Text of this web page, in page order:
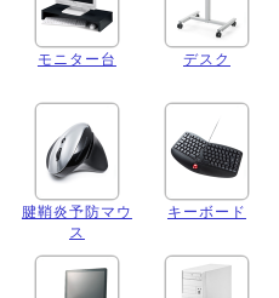
モニター台 デスク
腱鞘炎予防マウ
ス
キーボード